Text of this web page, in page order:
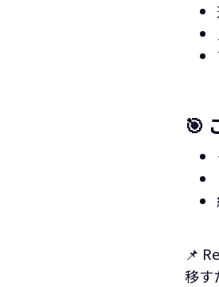
🎯
📌
移す